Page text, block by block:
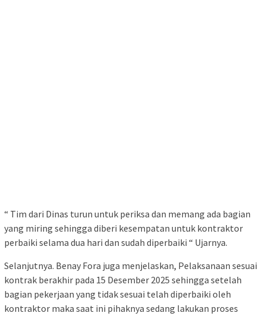
“ Tim dari Dinas turun untuk periksa dan memang ada bagian
yang miring sehingga diberi kesempatan untuk kontraktor
perbaiki selama dua hari dan sudah diperbaiki “ Ujarnya.
Selanjutnya. Benay Fora juga menjelaskan, Pelaksanaan sesuai
kontrak berakhir pada 15 Desember 2025 sehingga setelah
bagian pekerjaan yang tidak sesuai telah diperbaiki oleh
kontraktor maka saat ini pihaknya sedang lakukan proses